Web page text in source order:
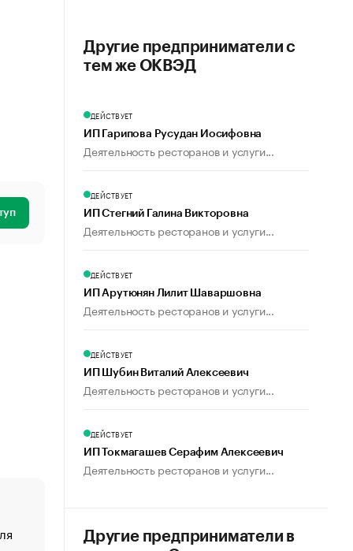
«От спорта тело стареет иначе». Как живет глава
Другие предприниматели с
тем же ОКВЭД
ДЕЙСТВУЕТ
ИП Гарипова Русудан Иосифовна
Деятельность ресторанов и услуги...
ДЕЙСТВУЕТ
ИП Стегний Галина Викторовна
Деятельность ресторанов и услуги...
ДЕЙСТВУЕТ
ИП Арутюнян Лилит Шаваршовна
Деятельность ресторанов и услуги...
ДЕЙСТВУЕТ
ИП Шубин Виталий Алексеевич
Деятельность ресторанов и услуги...
ДЕЙСТВУЕТ
ИП Токмагашев Серафим Алексеевич
Деятельность ресторанов и услуги...
Другие предприниматели в